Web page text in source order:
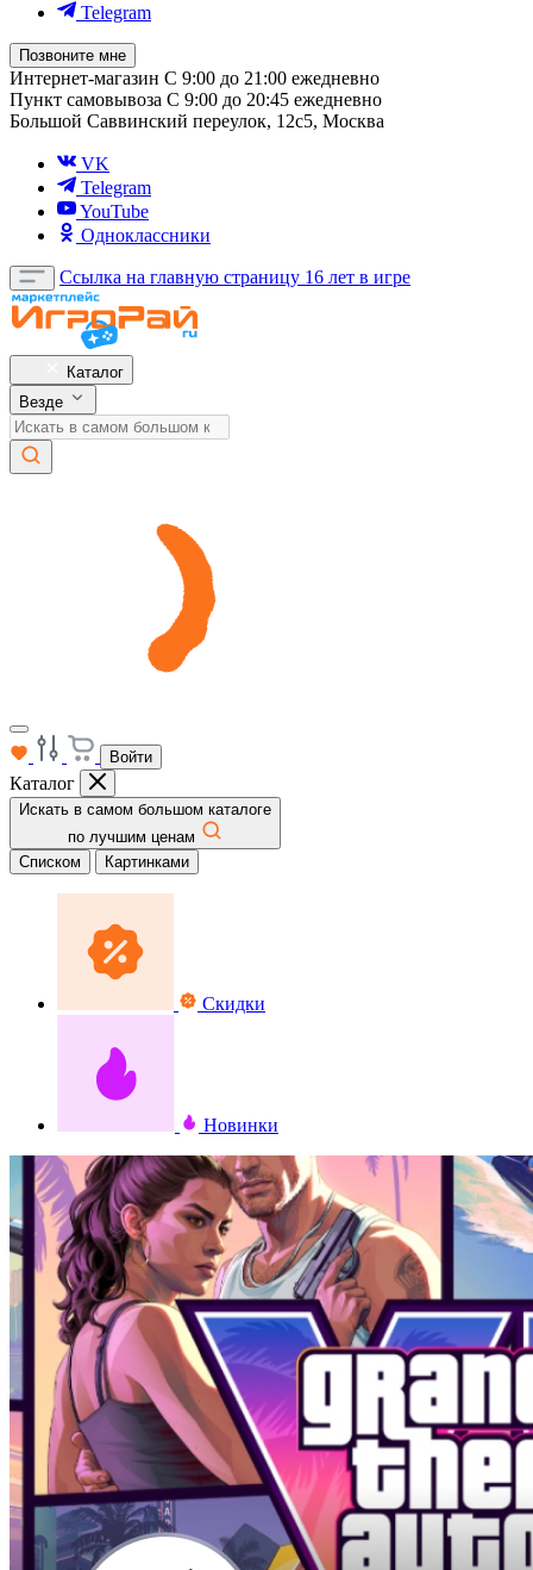
Telegram
Позвоните мне
Интернет-магазин С 9:00 до 21:00 ежедневно
Пункт самовывоза С 9:00 до 20:45 ежедневно
Большой Саввинский переулок, 12с5, Москва
VK
Telegram
YouTube
Одноклассники
Ссылка на главную страницу 16 лет в игре
Каталог
Везде
Войти
Каталог
Искать в самом большом каталоге
по лучшим ценам
Списком
Картинками
Скидки
Новинки